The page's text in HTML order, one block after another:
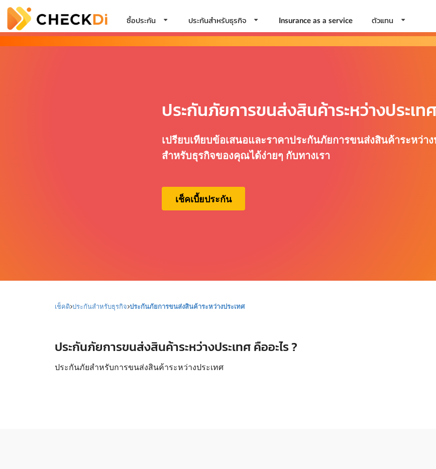
ซื้อประกัน ประกันสำหรับธุรกิจ Insurance as a service ตัวแทน
ประกันภัยการขนส่งสินค้าระหว่างประเทศ
เปรียบเทียบข้อเสนอและราคาประกันภัยการขนส่งสินค้าระหว่า
สำหรับธุรกิจของคุณได้ง่ายๆ กับทางเรา
เช็คเบี้ยประกัน
เช็คดิ ประกันสำหรับธุรกิจ ประกันภัยการขนส่งสินค้าระหว่างประเทศ
ประกันภัยการขนส่งสินค้าระหว่างประเทศ คืออะไร ?
ประกันภัยสำหรับการขนส่งสินค้าระหว่างประเทศ